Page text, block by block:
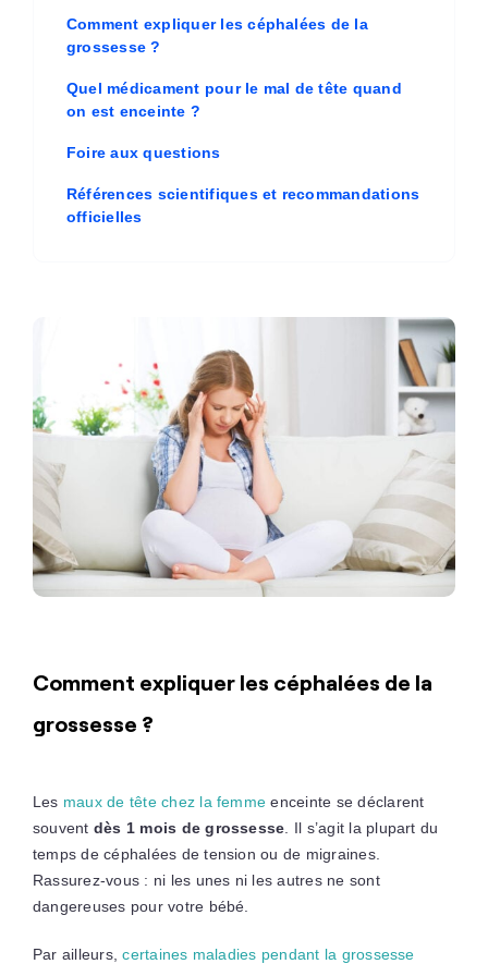
Comment expliquer les céphalées de la
grossesse ?
Quel médicament pour le mal de tête quand
on est enceinte ?
Foire aux questions
Références scientifiques et recommandations
officielles
Comment expliquer les céphalées de la
grossesse ?
Les maux de tête chez la femme enceinte se déclarent
souvent dès 1 mois de grossesse . Il s’agit la plupart du
temps de céphalées de tension ou de migraines.
Rassurez-vous : ni les unes ni les autres ne sont
dangereuses pour votre bébé.
Par ailleurs,certaines maladies pendant la grossesse